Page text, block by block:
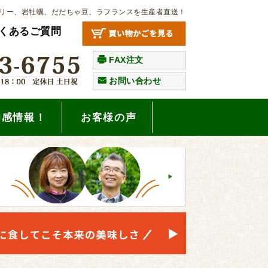
ー、岩牡蠣、だだちゃ豆、ラフランスを生産者直送！
あるご質問
FAX注文
お問い合わせ
情報！ お客様の声